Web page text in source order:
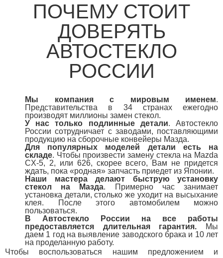
ПОЧЕМУ СТОИТ
ДОВЕРЯТЬ
АВТОСТЕКЛО
РОССИИ
Мы компания с мировым именем.
Представительства в 34 странах ежегодно
производят миллионы замен стекол.
У нас только подлинные детали. Автостекло
России сотрудничает с заводами, поставляющими
продукцию на сборочные конвейеры Мазда.
Для популярных моделей детали есть на
складе. Чтобы произвести замену стекла на Mazda
CX-5, 2, или 626, скорее всего, Вам не придется
ждать, пока «родная» запчасть приедет из Японии.
Наши мастера делают быструю установку
стекол на Мазда. Примерно час занимает
установка детали, столько же уходит на высыхание
клея. После этого автомобилем можно
пользоваться.
В Автостекло России на все работы
предоставляется длительная гарантия.
Мы
даем 1 год на выявление заводского брака и 10 лет
на проделанную работу.
Чтобы воспользоваться нашим предложением и